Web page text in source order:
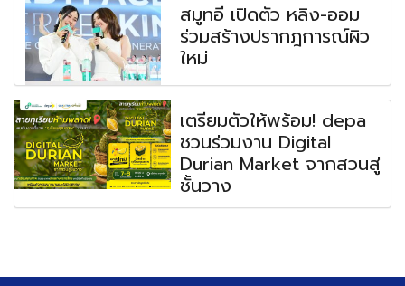
สมูทอี เปิดตัว หลิง-ออม
ร่วมสร้างปรากฎการณ์ผิว
ใหม่
เตรียมตัวให้พร้อม! depa
ชวนร่วมงาน Digital
Durian Market จากสวนสู่
ชั้นวาง